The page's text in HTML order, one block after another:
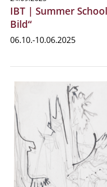
IBT | Summer
Bild“
06.10.-10.06.2025